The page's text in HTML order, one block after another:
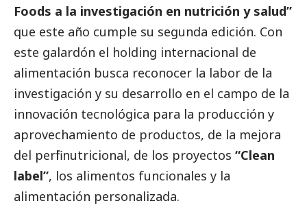
Foods a la investigación en nutrición y salud”
que este año cumple su segunda edición. Con
este galardón el holding internacional de
alimentación busca reconocer la labor de la
investigación y su desarrollo en el campo de la
innovación tecnológica para la producción y
aprovechamiento de productos, de la mejora
del perfil nutricional, de los proyectos “Clean
label”, los alimentos funcionales y la
alimentación personalizada.